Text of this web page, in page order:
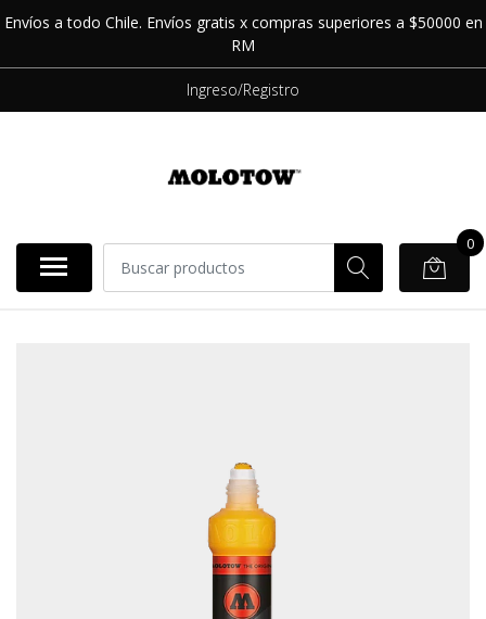
Envíos a todo Chile. Envíos gratis x compras superiores a $50000 en
RM
Ingreso/Registro
0